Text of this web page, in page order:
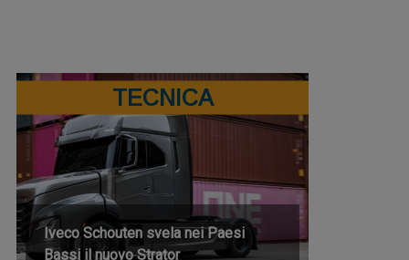
TECNICA
Iveco Schouten svela nei Paesi
Bassi il nuovo Strator